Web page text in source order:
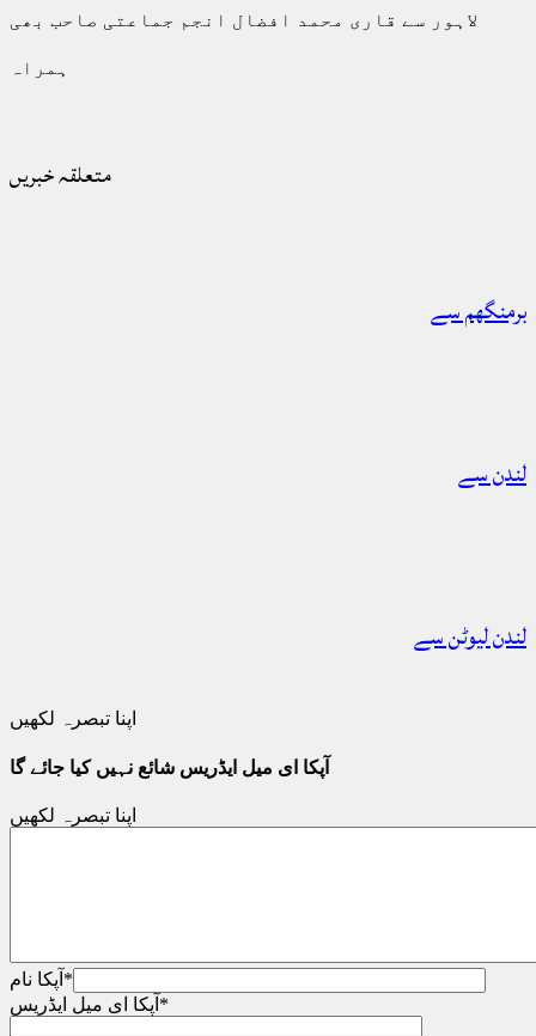
لاہور سے قاری محمد افضال انجم جماعتی صاحب بھی
ہمراہ
متعلقہ خبریں
برمنگھم سے
لندن سے
لندن لیوٹن سے
اپنا تبصرہ لکھیں
آپکا ای میل ایڈریس شائع نہیں کیا جائے گا
اپنا تبصرہ لکھیں
آپکا نام *
آپکا ای میل ایڈریس *